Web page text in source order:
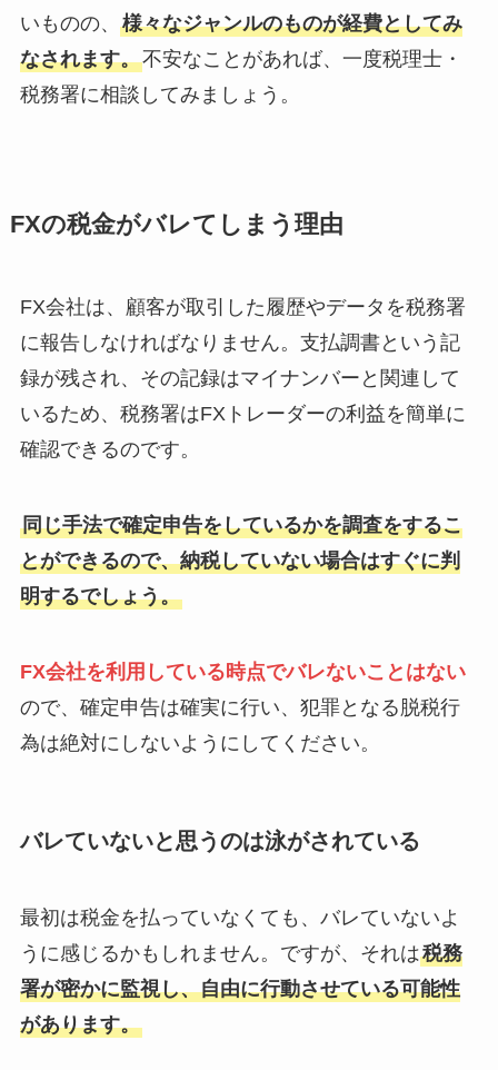
いものの、 様々なジャンルのものが経費としてみ
なされます。不安なことがあれば、一度税理士・
税務署に相談してみましょう。
FXの税金がバレてしまう理由
FX会社は、顧客が取引した履歴やデータを税務署
に報告しなければなりません。支払調書という記
録が残され、その記録はマイナンバーと関連して
いるため、税務署はFXトレーダーの利益を簡単に
確認できるのです。
同じ手法で確定申告をしているかを調査をするこ
とができるので、納税していない場合はすぐに判
明するでしょう。
FX会社を利用している時点でバレないことはない
ので、確定申告は確実に行い、犯罪となる脱税行
為は絶対にしないようにしてください。
バレていないと思うのは泳がされている
最初は税金を払っていなくても、バレていないよ
うに感じるかもしれません。ですが、それは税務
署が密かに監視し、自由に行動させている可能性
があります。